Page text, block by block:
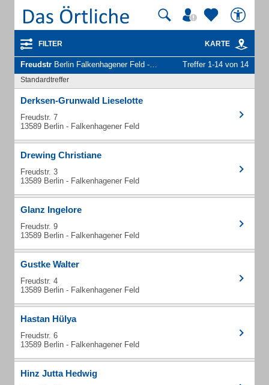
FILTER KARTE
Freudstr Berlin Falkenhagener Feld - Unternehmen und Personen Treffer 1-14 von 14
Standardtreffer
Derksen-Grunwald Lieselotte
Freudstr. 7
13589 Berlin - Falkenhagener Feld
Drewing Christiane
Freudstr. 3
13589 Berlin - Falkenhagener Feld
Glanz Ingelore
Freudstr. 9
13589 Berlin - Falkenhagener Feld
Gustke Walter
Freudstr. 4
13589 Berlin - Falkenhagener Feld
Hastan Hülya
Freudstr. 6
13589 Berlin - Falkenhagener Feld
Hinz Jutta Hedwig